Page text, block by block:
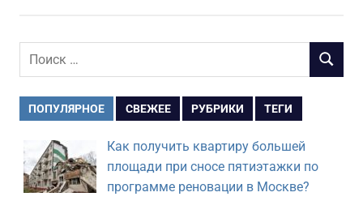
Поиск
ПОИСК
ПОПУЛЯРНОЕ СВЕЖЕЕ РУБРИКИ ТЕГИ
Как получить квартиру большей
площади при сносе пятиэтажки по
программе реновации в Москве?